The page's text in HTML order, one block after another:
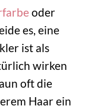
oder
es, eine
ist als
wirken
oft die
Haar ein